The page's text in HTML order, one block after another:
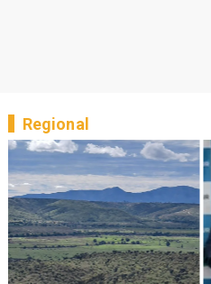
Regional